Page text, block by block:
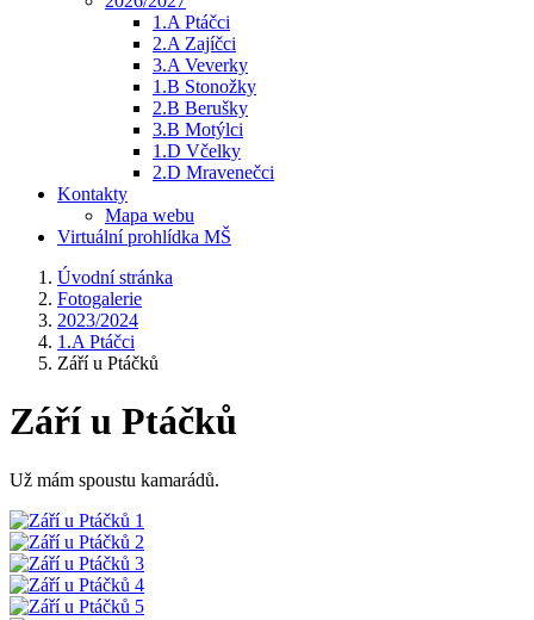
1.A Ptáčci
2.A Zajíčci
3.A Veverky
1.B Stonožky
2.B Berušky
3.B Motýlci
1.D Včelky
2.D Mravenečci
Kontakty
Mapa webu
Virtuální prohlídka MŠ
Úvodní stránka
Fotogalerie
2023/2024
1.A Ptáčci
Září u Ptáčků
Září u Ptáčků
Už mám spoustu kamarádů.